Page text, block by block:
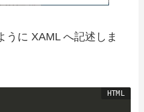
うに XAML へ記述しま